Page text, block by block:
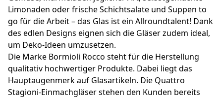
Limonaden oder frische Schichtsalate und Suppen to
go für die Arbeit – das Glas ist ein Allroundtalent! Dank
des edlen Designs eignen sich die Gläser zudem ideal,
um Deko-Ideen umzusetzen.
Die Marke Bormioli Rocco steht für die Herstellung
qualitativ hochwertiger Produkte. Dabei liegt das
Hauptaugenmerk auf Glasartikeln. Die Quattro
Stagioni-Einmachgläser stehen den Kunden bereits